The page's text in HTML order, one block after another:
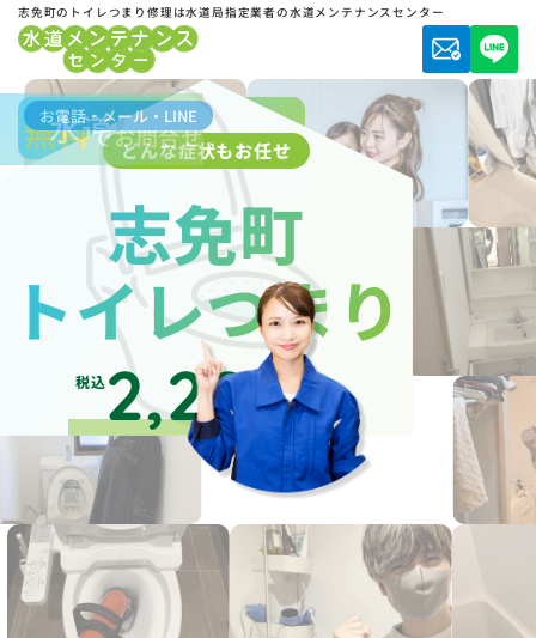
志免町のトイレつまり修理は水道局指定業者の水道メンテナンスセンター
水道局指定業者
どんな症状もお任せ
志免町
トイレつまり
税込2,200円～
お電話・メール・LINE
無料でお問合せ